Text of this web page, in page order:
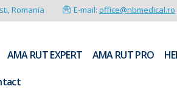
Romania E-mail: office@nbmedical.ro
AMA RUT EXPERT AMA RUT PRO